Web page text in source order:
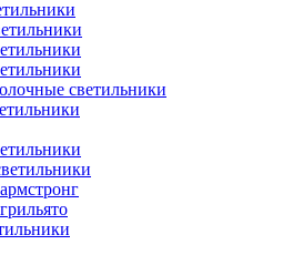
светильники